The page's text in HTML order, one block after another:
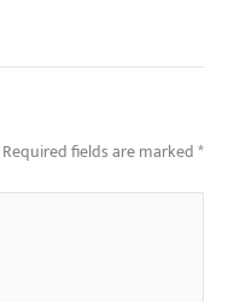
Required fields are marked*